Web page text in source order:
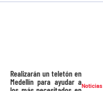
Noticias
Realizarán un teletón en
Medellín para ayudar a